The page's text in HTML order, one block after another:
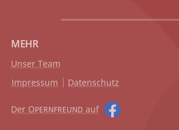
MEHR
Unser Team
Impressum
Datenschutz
Der OPERNFREUND auf